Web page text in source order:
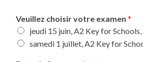
Veuillez choisir votre examen *
jeudi 15 juin, A2 Key for
samedi 1 juillet, A2 Key for